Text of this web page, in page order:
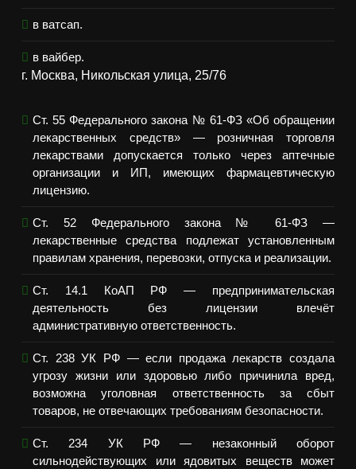
в ватсап.
в вайбер.
г. Москва, Никольская улица, 25/76
Ст. 55 Федерального закона № 61-ФЗ «Об обращении
лекарственных средств» — розничная торговля
лекарствами допускается только через аптечные
организации и ИП, имеющих фармацевтическую
лицензию.
Ст. 52 Федерального закона № 61-ФЗ —
лекарственные средства подлежат установленным
правилам хранения, перевозки, отпуска и реализации.
Ст. 14.1 КоАП РФ — предпринимательская
деятельность без лицензии влечёт
административную ответственность.
Ст. 238 УК РФ — если продажа лекарств создала
угрозу жизни или здоровью либо причинила вред,
возможна уголовная ответственность за сбыт
товаров, не отвечающих требованиям безопасности.
Ст. 234 УК РФ — незаконный оборот
сильнодействующих или ядовитых веществ может